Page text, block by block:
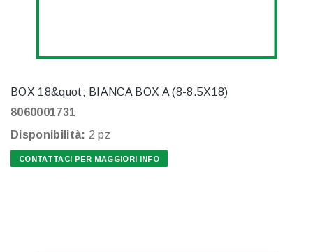
BOX 18&quot; BIANCA BOX A (8-8.5X18)
8060001731
Disponibilità: 2 pz
CONTATTACI PER MAGGIORI INFO